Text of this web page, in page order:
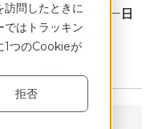
訪問したときに
ではトラッキン
1つのCookieが
拒否
をどう捨てるか ―日
の転換プロセス